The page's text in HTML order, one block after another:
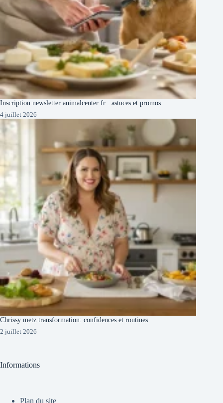
Inscription newsletter animalcenter fr : astuces et promos
4 juillet 2026
Chrissy metz transformation: confidences et routines
2 juillet 2026
Informations
Plan du site